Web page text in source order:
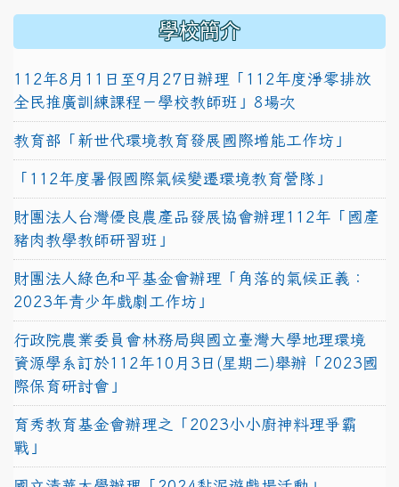
學校簡介
112年8月11日至9月27日辦理「112年度淨零排放
全民推廣訓練課程－學校教師班」8場次
教育部「新世代環境教育發展國際增能工作坊」
「112年度暑假國際氣候變遷環境教育營隊」
財團法人台灣優良農產品發展協會辦理112年「國產
豬肉教學教師研習班」
財團法人綠色和平基金會辦理「角落的氣候正義：
2023年青少年戲劇工作坊」
行政院農業委員會林務局與國立臺灣大學地理環境
資源學系訂於112年10月3日(星期二)舉辦「2023國
際保育研討會」
育秀教育基金會辦理之「2023小小廚神料理爭霸
戰」